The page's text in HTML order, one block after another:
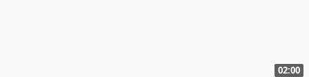
02:00